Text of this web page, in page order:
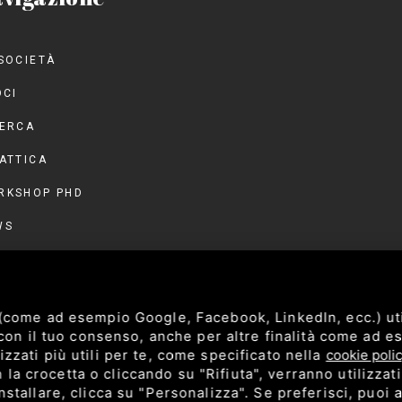
PHD
RISERVATA
ad esempio Google, Facebook, LinkedIn, ecc.)
il tuo consenso, anche per altre finalità come ad
più utili per te, come specificato nella cookie
la crocetta o cliccando su "Rifiuta", verranno
clicca su "Personalizza". Se preferisci, puoi